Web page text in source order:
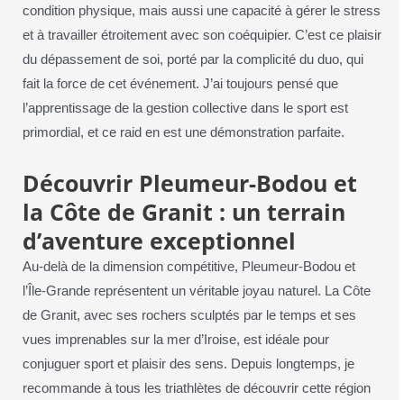
condition physique, mais aussi une capacité à gérer le stress
et à travailler étroitement avec son coéquipier. C’est ce plaisir
du dépassement de soi, porté par la complicité du duo, qui
fait la force de cet événement. J’ai toujours pensé que
l’apprentissage de la gestion collective dans le sport est
primordial, et ce raid en est une démonstration parfaite.
Découvrir Pleumeur-Bodou et
la Côte de Granit : un terrain
d’aventure exceptionnel
Au-delà de la dimension compétitive, Pleumeur-Bodou et
l’Île-Grande représentent un véritable joyau naturel. La Côte
de Granit, avec ses rochers sculptés par le temps et ses
vues imprenables sur la mer d’Iroise, est idéale pour
conjuguer sport et plaisir des sens. Depuis longtemps, je
recommande à tous les triathlètes de découvrir cette région